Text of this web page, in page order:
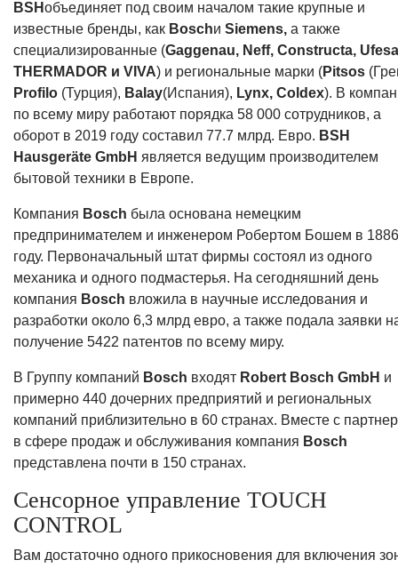
BSHобъединяет под своим началом такие крупные и
известные бренды, как Boschи Siemens, а также
специализированные (Gaggenau, Neff, Constructa,
THERMADOR и VIVA) и региональные марки (Pitsos
Profilo (Турция), Balay(Испания), Lynx, Coldex). В
по всему миру работают порядка 58 000 сотрудников, а
оборот в 2019 году составил 77.7 млрд. Евро. BSH
Hausgeräte GmbH является ведущим производителем
бытовой техники в Европе.
Компания Bosch была основана немецким
предпринимателем и инженером Робертом Бошем в 1886
году. Первоначальный штат фирмы состоял из одного
механика и одного подмастерья. На сегодняшний день
компания Bosch вложила в научные исследования и
разработки около 6,3 млрд евро, а также подала заявки
получение 5422 патентов по всему миру.
В Группу компаний Bosch входят Robert Bosch GmbH и
примерно 440 дочерних предприятий и региональных
компаний приблизительно в 60 странах. Вместе с
в сфере продаж и обслуживания компания Bosch
представлена почти в 150 странах.
Сенсорное управление TOUCH
CONTROL
Вам достаточно одного прикосновения для включения